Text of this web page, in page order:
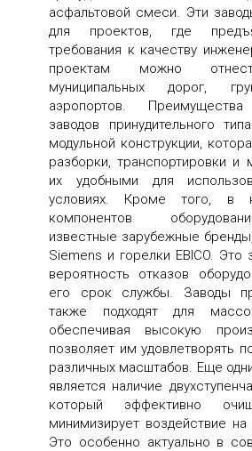
асфальтовой смеси. Эти
для проектов, где
требования к качеству
проектам можно
муниципальных дорог,
аэропортов. Преимущества
заводов принудительного
модульной конструкции,
разборки, транспортировки и
их удобными для
условиях. Кроме того, в
компонентов
известные зарубежные бренды,
Siemens и горелки EBICO. Это
вероятность отказов
его срок службы. Заводы
также подходят для
обеспечивая высокую
позволяет им удовлетворять
различных масштабов. Еще
является наличие
который эффективно
минимизирует воздействие
Это особенно актуально в